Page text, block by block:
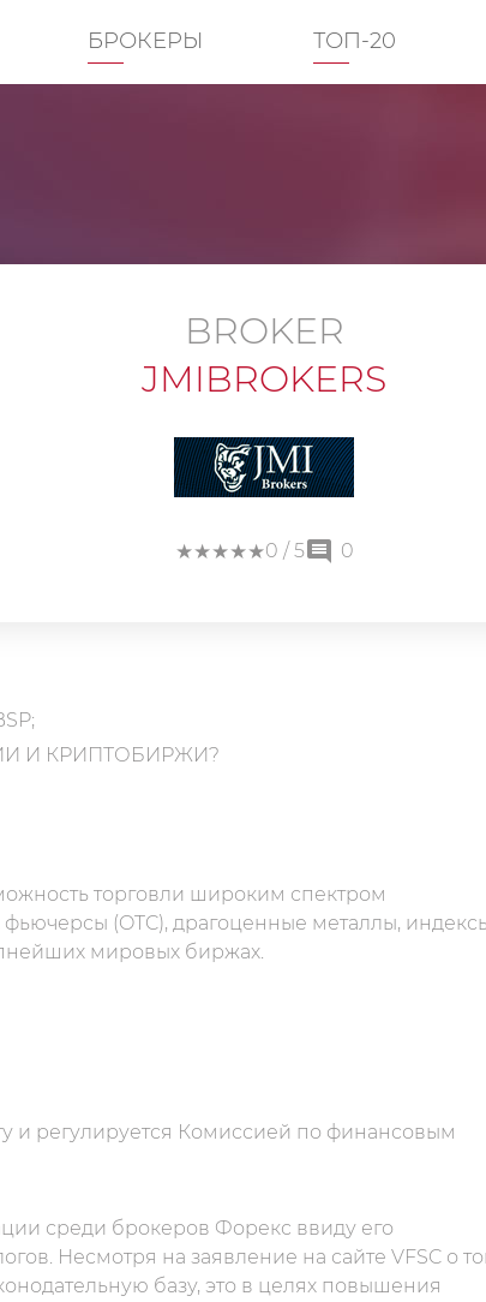
БРОКЕРЫ ТОП-20
BROKER
JMIBROKERS
★★
★★
★★
★★
★★
0 / 5 0
И КРИПТОБИРЖИ?
торговли широким спектром
(OTC), драгоценные металлы,
мировых биржах.
и регулируется Комиссией по финансовым
среди брокеров Форекс ввиду его
Несмотря на заявление на сайте VFSC о
базу, это в целях повышения